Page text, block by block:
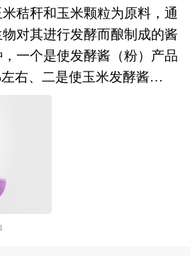
牛乳为基础，根据不同人群
乳的营养组成成分加以适当
更适合婴幼儿的生理特点和
报告由中研普华咨询公司
商务部、国家发改委、国家
发展研究中心、国家海关总
、中国经济景气监测中心、
外相关报刊杂志的基础信息
等公布和提供的大量资料。
、市场各类经营指标的情
秸秆和玉米颗粒为原料，通
对其进行发酵而酿制成的酱
一个是使发酵酱（粉）产品
右、二是使玉米发酵酱
20%（主要是IMP），具有
国玉米深加工主要集中在山
蒙古、河北、河南、安徽、
深加工规模最大的省份，产
百亿元的玉米深加工企业集
我国玉米深加工年销售收入
业，这7家企业年玉米加工量